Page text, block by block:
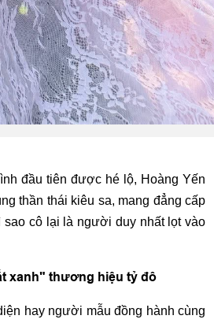
đầu tiên được hé lộ, Hoàng Yến
thần thái kiêu sa, mang đẳng cấp
cô lại là người duy nhất lọt vào
xanh" thương hiệu tỷ đô
hay người mẫu đồng hành cùng